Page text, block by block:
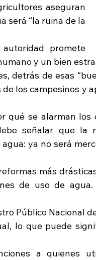
aseguran
será “la ruina de la
promete
y un bien
detrás de esas
los campesinos y
qué se alarman los
señalar que la
ya no será
más
de uso de
Público
lo que puede
a quienes